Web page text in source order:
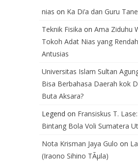
nias on Ka Di’a dan Guru
Teknik Fisika on Ama Ziduhu
Tokoh Adat Nias yang
Antusias
Universitas Islam Sultan
Bisa Berbahasa Daerah kok
Buta Aksara?
Legend on Fransiskus T.
Bintang Bola Voli Sumatera
Nota Krisman Jaya Gulo on
(Iraono Sihino TÃµla)